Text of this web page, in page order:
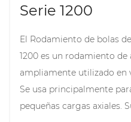
Serie 1200
El Rodamiento de bolas
1200 es un rodamiento
ampliamente utilizado en
Se usa principalmente
pequeñas cargas axiales.